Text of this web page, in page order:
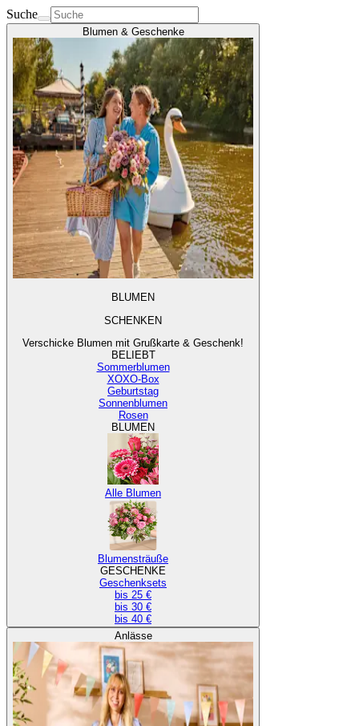
Suche
Blumen & Geschenke
BLUMEN
SCHENKEN
Verschicke Blumen mit Grußkarte & Geschenk!
BELIEBT
Sommerblumen
XOXO-Box
Geburtstag
Sonnenblumen
Rosen
BLUMEN
Alle Blumen
Blumensträuße
GESCHENKE
Geschenksets
bis 25 €
bis 30 €
bis 40 €
Anlässe